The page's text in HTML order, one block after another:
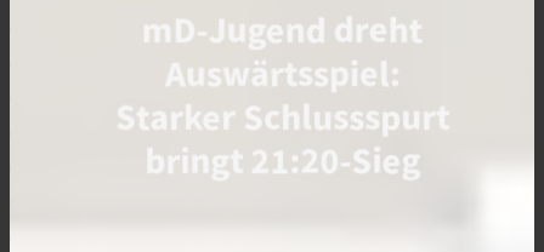
mD-Jugend dreht
Auswärtsspiel:
Starker Schlussspurt
bringt 21:20-Sieg